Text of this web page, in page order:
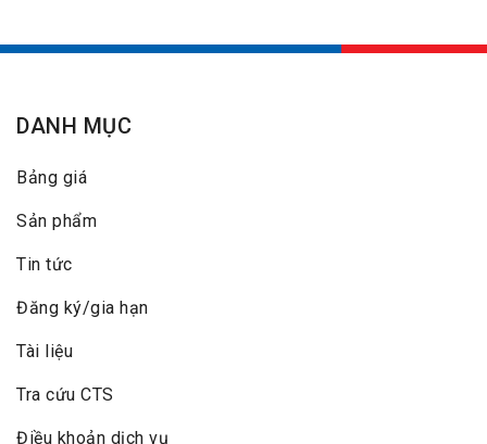
DANH MỤC
Bảng giá
Sản phẩm
Tin tức
Đăng ký/gia hạn
Tài liệu
Tra cứu CTS
Điều khoản dịch vụ